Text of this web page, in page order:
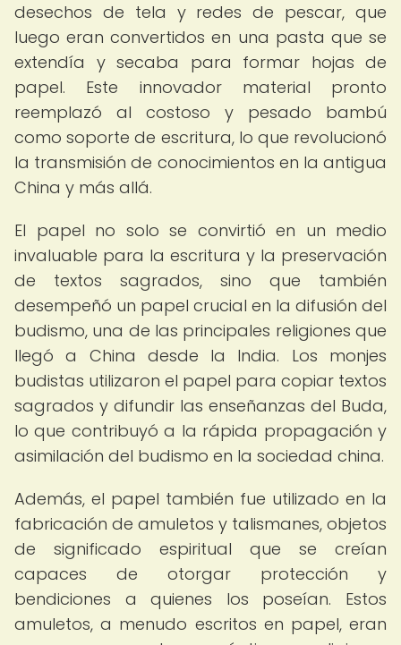
desechos de tela y redes de pescar, que
luego eran convertidos en una pasta que se
extendía y secaba para formar hojas de
papel. Este innovador material pronto
reemplazó al costoso y pesado bambú
como soporte de escritura, lo que revolucionó
la transmisión de conocimientos en la antigua
China y más allá.
El papel no solo se convirtió en un medio
invaluable para la escritura y la preservación
de textos sagrados, sino que también
desempeñó un papel crucial en la difusión del
budismo, una de las principales religiones que
llegó a China desde la India. Los monjes
budistas utilizaron el papel para copiar textos
sagrados y difundir las enseñanzas del Buda,
lo que contribuyó a la rápida propagación y
asimilación del budismo en la sociedad china.
Además, el papel también fue utilizado en la
fabricación de amuletos y talismanes, objetos
de significado espiritual que se creían
capaces de otorgar protección y
bendiciones a quienes los poseían. Estos
amuletos, a menudo escritos en papel, eran